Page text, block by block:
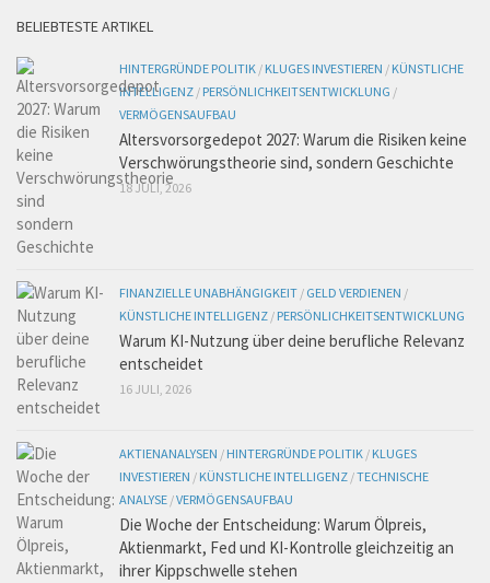
BELIEBTESTE ARTIKEL
HINTERGRÜNDE POLITIK / KLUGES INVESTIEREN / KÜNSTLICHE
INTELLIGENZ / PERSÖNLICHKEITSENTWICKLUNG /
VERMÖGENSAUFBAU
Altersvorsorgedepot 2027: Warum die Risiken keine
Verschwörungstheorie sind, sondern Geschichte
18 JULI, 2026
FINANZIELLE UNABHÄNGIGKEIT / GELD VERDIENEN /
KÜNSTLICHE INTELLIGENZ / PERSÖNLICHKEITSENTWICKLUNG
Warum KI-Nutzung über deine berufliche Relevanz
entscheidet
16 JULI, 2026
AKTIENANALYSEN / HINTERGRÜNDE POLITIK / KLUGES
INVESTIEREN / KÜNSTLICHE INTELLIGENZ /TECHNISCHE
ANALYSE /VERMÖGENSAUFBAU
Die Woche der Entscheidung: Warum Ölpreis,
Aktienmarkt, Fed und KI-Kontrolle gleichzeitig an
ihrer Kippschwelle stehen